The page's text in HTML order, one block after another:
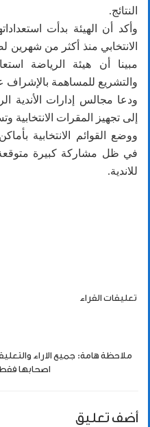
النتائج.
وأكد أن الهيئة بدأت
الانتخابي منذ أكثر من
مبينا أن هيئة الرياضة
والتشريع للمساهمة بالإشراف
ودعا مجالس إدارات الأندية
إلى تجهيز المقرات الانتخابية
ووضع القوائم الانتخابية
في ظل مشاركة كبيرة
للاندية.
تعليقات القراء
ملاحظة هامة: جميع الاراء
اصحابها
أضف تعليق